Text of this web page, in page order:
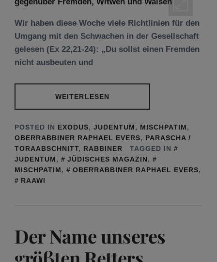
Wir haben diese Woche viele Richtlinien für den
Umgang mit den Schwachen in der Gesellschaft
gelesen (Ex 22,21-24): „Du sollst einen Fremden
nicht ausbeuten und
WEITERLESEN
POSTED IN EXODUS, JUDENTUM, MISCHPATIM,
OBERRABBINER RAPHAEL EVERS, PARASCHA /
TORAABSCHNITT, RABBINER
TAGGED IN
JUDENTUM, JÜDISCHES MAGAZIN,
MISCHPATIM, OBERRABBINER RAPHAEL EVERS,
RAAWI
Der Name unseres